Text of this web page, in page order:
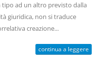
ad un altro previsto dalla
giuridica, non si traduce
creazione...
continua a leggere